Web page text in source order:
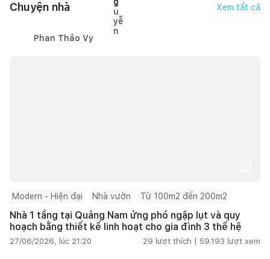
Chuyện nhà Xem tất cả
Phan Thảo Vy
Modern - Hiện đại Nhà vườn Từ 100m2 đến 200m2
Nhà 1 tầng tại Quảng Nam ứng phó ngập lụt và quy
hoạch bằng thiết kế linh hoạt cho gia đình 3 thế hệ
27/06/2026, lúc 21:20 29 lượt thích | 59.193 lượt xem